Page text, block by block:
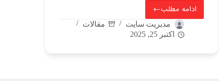
ادامه مطلب
مدیریت سایت
مقالات
اکتبر 25, 2025